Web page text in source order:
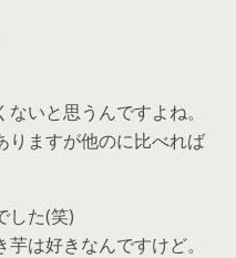
いと思うんですよね。
りますが他のに比べれば
した(笑)
は好きなんですけど。